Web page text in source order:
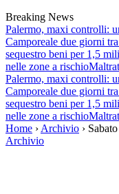
Breaking News
Palermo, maxi controlli:
Camporeale due giorni
sequestro beni per 1,5
nelle zone a rischio
Palermo, maxi controlli:
Camporeale due giorni
sequestro beni per 1,5
nelle zone a rischio
Home › Archivio ›
Archivio